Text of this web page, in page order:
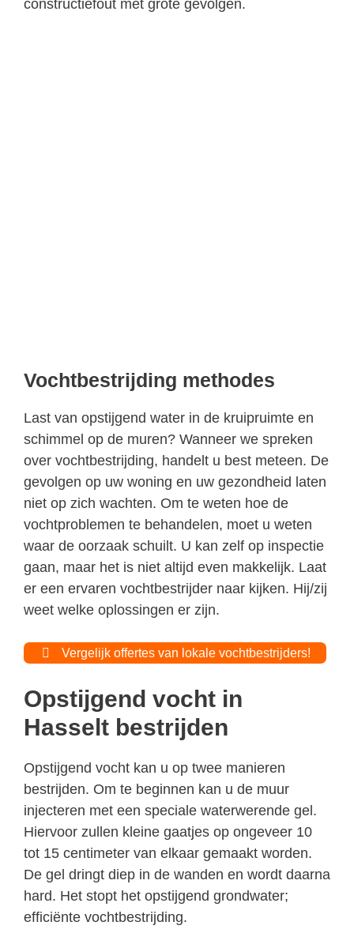
constructiefout met grote gevolgen.
Vochtbestrijding methodes
Last van opstijgend water in de kruipruimte en
schimmel op de muren? Wanneer we spreken
over vochtbestrijding, handelt u best meteen. De
gevolgen op uw woning en uw gezondheid laten
niet op zich wachten. Om te weten hoe de
vochtproblemen te behandelen, moet u weten
waar de oorzaak schuilt. U kan zelf op inspectie
gaan, maar het is niet altijd even makkelijk. Laat
er een ervaren vochtbestrijder naar kijken. Hij/zij
weet welke oplossingen er zijn.
Vergelijk offertes van lokale vochtbestrijders!
Opstijgend vocht in
Hasselt bestrijden
Opstijgend vocht kan u op twee manieren
bestrijden. Om te beginnen kan u de muur
injecteren met een speciale waterwerende gel.
Hiervoor zullen kleine gaatjes op ongeveer 10
tot 15 centimeter van elkaar gemaakt worden.
De gel dringt diep in de wanden en wordt daarna
hard. Het stopt het opstijgend grondwater;
efficiënte vochtbestrijding.